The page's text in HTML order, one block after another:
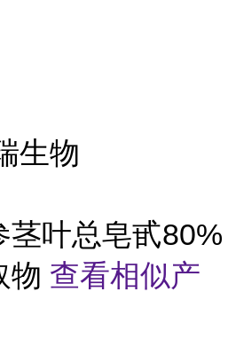
生物
茎叶总皂甙80%
物 查看相似产